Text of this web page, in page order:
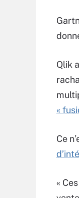
Qlik
«
Ce
«